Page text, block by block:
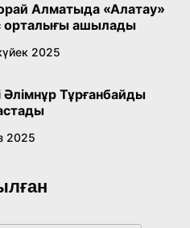
көмекшісі
бағыты
Алматыда «Алатау»
орталығы ашылады
2025
Әлімнұр Тұрғанбайды
2025